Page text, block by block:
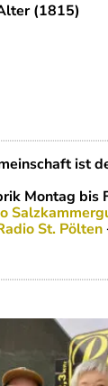
(1815)
ist
Montag bis
St. Pölten